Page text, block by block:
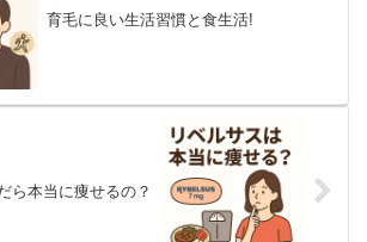
育毛に良い生活習慣と食生活!
ら本当に痩せるの？